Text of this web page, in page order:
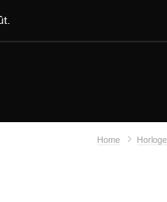
Home